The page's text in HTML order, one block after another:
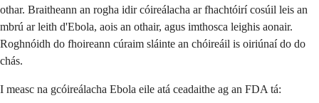
othar. Braitheann an rogha idir cóireálacha ar fhachtóirí cosúil leis an
mbrú ar leith d'Ebola, aois an othair, agus imthosca leighis aonair.
Roghnóidh do fhoireann cúraim sláinte an chóireáil is oiriúnaí do do
chás.
I measc na gcóireálacha Ebola eile atá ceadaithe ag an FDA tá: